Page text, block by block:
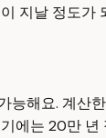
지날 정도가
능해요. 계산
에는 20만 년